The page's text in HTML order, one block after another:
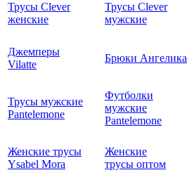
Трусы Clever
женские
Трусы Clever
мужские
Джемперы
Vilatte
Брюки Ангелика
Трусы мужские
Pantelemone
Футболки
мужские
Pantelemone
Женские трусы
Ysabel Mora
Женские
трусы оптом